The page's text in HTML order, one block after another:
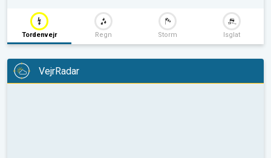
Tordenvejr Regn Storm Isglat
VejrRadar